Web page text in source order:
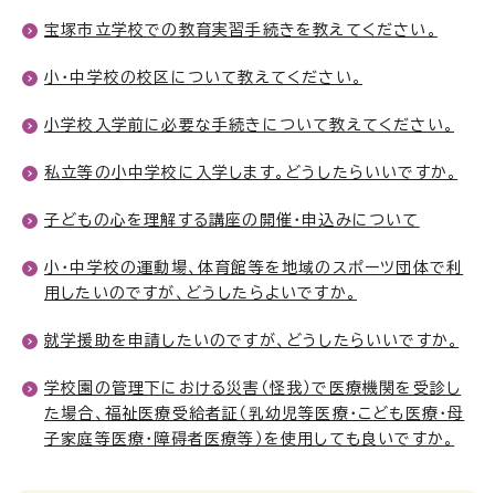
宝塚市立学校での教育実習手続きを教えてください。
小・中学校の校区について教えてください。
小学校入学前に必要な手続きについて教えてください。
私立等の小中学校に入学します。どうしたらいいですか。
子どもの心を理解する講座の開催・申込みについて
小・中学校の運動場、体育館等を地域のスポーツ団体で利
用したいのですが、どうしたらよいですか。
就学援助を申請したいのですが、どうしたらいいですか。
学校園の管理下における災害（怪我）で医療機関を受診し
た場合、福祉医療受給者証（乳幼児等医療・こども医療・母
子家庭等医療・障碍者医療等）を使用しても良いですか。